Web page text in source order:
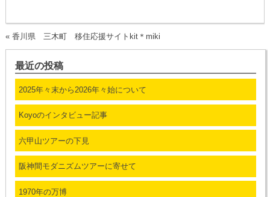
« 香川県 三木町 移住応援サイトkit＊miki
最近の投稿
2025年々末から2026年々始について
Koyoのインタビュー記事
六甲山ツアーの下見
阪神間モダニズムツアーに寄せて
1970年の万博